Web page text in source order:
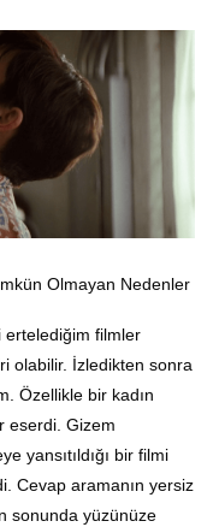
Olmayan Nedenler
ertelediğim filmler
olabilir. İzledikten sonra
Özellikle bir kadın
eserdi. Gizem
yansıtıldığı bir filmi
Cevap aramanın yersiz
sonunda yüzünüze